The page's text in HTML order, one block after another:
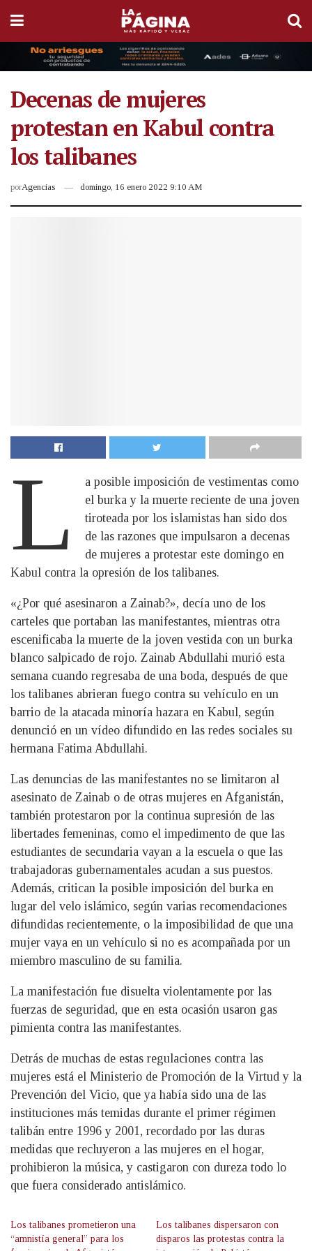
Decenas de mujeres
protestan en Kabul contra
los talibanes
porAgencias domingo, 16 enero 2022 9:10 AM
L
a posible imposición de vestimentas como
el burka y la muerte reciente de una joven
tiroteada por los islamistas han sido dos
de las razones que impulsaron a decenas
de mujeres a protestar este domingo en
Kabul contra la opresión de los talibanes.
«¿Por qué asesinaron a Zainab?», decía uno de los
carteles que portaban las manifestantes, mientras otra
escenificaba la muerte de la joven vestida con un burka
blanco salpicado de rojo. Zainab Abdullahi murió esta
semana cuando regresaba de una boda, después de que
los talibanes abrieran fuego contra su vehículo en un
barrio de la atacada minoría hazara en Kabul, según
denunció en un vídeo difundido en las redes sociales su
hermana Fatima Abdullahi.
Las denuncias de las manifestantes no se limitaron al
asesinato de Zainab o de otras mujeres en Afganistán,
también protestaron por la continua supresión de las
libertades femeninas, como el impedimento de que las
estudiantes de secundaria vayan a la escuela o que las
trabajadoras gubernamentales acudan a sus puestos.
Además, critican la posible imposición del burka en
lugar del velo islámico, según varias recomendaciones
difundidas recientemente, o la imposibilidad de que una
mujer vaya en un vehículo si no es acompañada por un
miembro masculino de su familia.
La manifestación fue disuelta violentamente por las
fuerzas de seguridad, que en esta ocasión usaron gas
pimienta contra las manifestantes.
Detrás de muchas de estas regulaciones contra las
mujeres está el Ministerio de Promoción de la Virtud y la
Prevención del Vicio, que ya había sido una de las
instituciones más temidas durante el primer régimen
talibán entre 1996 y 2001, recordado por las duras
medidas que recluyeron a las mujeres en el hogar,
prohibieron la música, y castigaron con dureza todo lo
que fuera considerado antislámico.
Los talibanes prometieron una
“amnistía general” para los
Los talibanes dispersaron con
disparos las protestas contra la